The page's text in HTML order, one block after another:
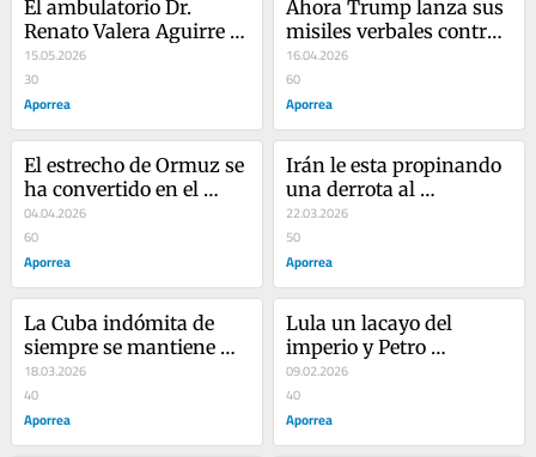
El ambulatorio Dr.
Renato Valera Aguirre
de Puerto Ordaz apunta
hacia la excelencia
15.05.2026
30
Aporrea
Ahora Trump lanza sus
misiles verbales contra
el Papa Leon XlV
16.04.2026
60
Aporrea
El estrecho de Ormuz se
ha convertido en el
talón de Aquiles para
Trump
04.04.2026
60
Aporrea
Irán le esta propinando
una derrota al
naziyanquismo
22.03.2026
50
Aporrea
La Cuba indómita de
siempre se mantiene
firme
18.03.2026
40
Aporrea
Lula un lacayo del
imperio y Petro
siguiéndole los pasos...
09.02.2026
40
Aporrea